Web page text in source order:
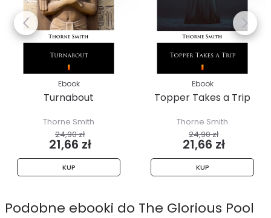
Ebook
Turnabout
Thorne Smith
24,90 zł
21,66 zł
KUP
Ebook
Topper Takes a Trip
Thorne Smith
24,90 zł
21,66 zł
KUP
Podobne ebooki do The Glorious Pool